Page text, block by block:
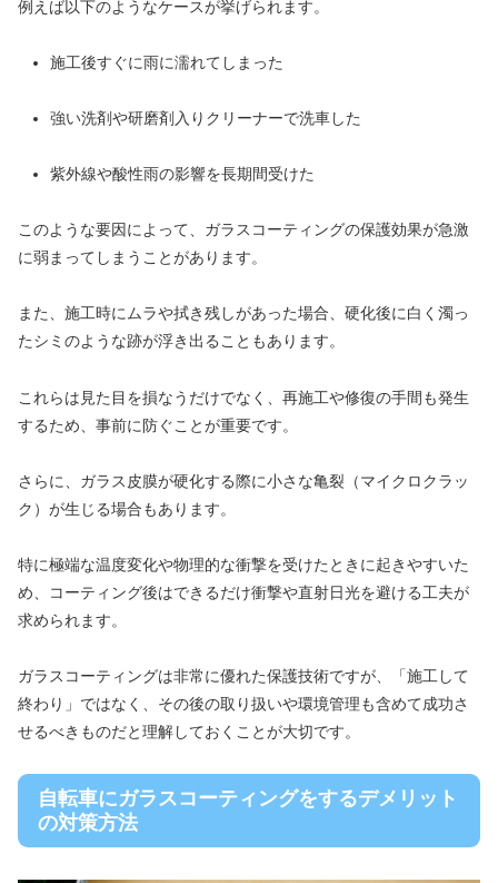
例えば以下のようなケースが挙げられます。
施工後すぐに雨に濡れてしまった
強い洗剤や研磨剤入りクリーナーで洗車した
紫外線や酸性雨の影響を長期間受けた
このような要因によって、ガラスコーティングの保護効果が急激
に弱まってしまうことがあります。
また、施工時にムラや拭き残しがあった場合、硬化後に白く濁っ
たシミのような跡が浮き出ることもあります。
これらは見た目を損なうだけでなく、再施工や修復の手間も発生
するため、事前に防ぐことが重要です。
さらに、ガラス皮膜が硬化する際に小さな亀裂（マイクロクラッ
ク）が生じる場合もあります。
特に極端な温度変化や物理的な衝撃を受けたときに起きやすいた
め、コーティング後はできるだけ衝撃や直射日光を避ける工夫が
求められます。
ガラスコーティングは非常に優れた保護技術ですが、「施工して
終わり」ではなく、その後の取り扱いや環境管理も含めて成功さ
せるべきものだと理解しておくことが大切です。
自転車にガラスコーティングをするデメリット
の対策方法